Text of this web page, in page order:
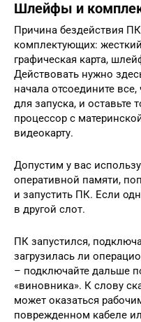
Шлейфы и
Причина бездействия
комплектующих:
графическая карта,
Действовать нужно
начала отсоедините
для запуска, и оставьте
процессор с
видеокарту.
Допустим у вас
оперативной памяти,
и запустить ПК. Если
в другой слот.
ПК запустился,
загрузилась ли
– подключайте дальше
«виновника». К слову
может оказаться
поврежденном кабеле